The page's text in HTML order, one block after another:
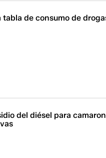
de consumo de
del diésel para